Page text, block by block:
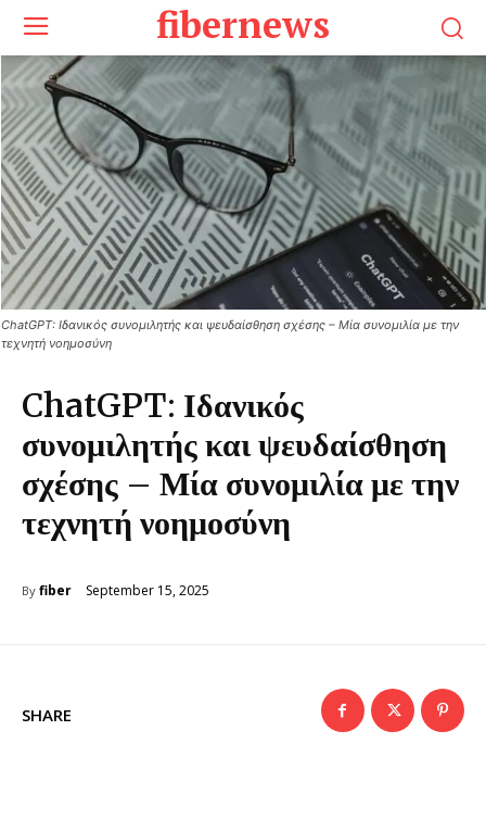
fibernews
ChatGPT: Ιδανικός
συνομιλητής και ψευδαίσθηση
σχέσης – Μία συνομιλία με την
τεχνητή νοημοσύνη
By fiber September 15, 2025
ChatGPT: Ιδανικός συνομιλητής και ψευδαίσθηση σχέσης – Μία συνομιλία με την
τεχνητή νοημοσύνη
SHARE